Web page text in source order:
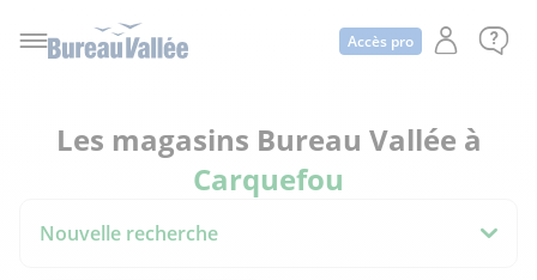
Accès pro
Les magasins Bureau Vallée à
Carquefou
Nouvelle recherche